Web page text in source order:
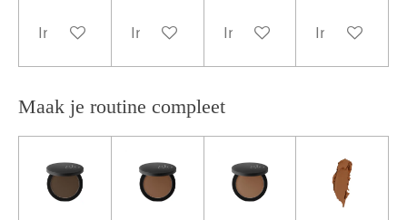
In winkelwagenIn winkelwagenIn winkelwagenIn
Maak je routine compleet